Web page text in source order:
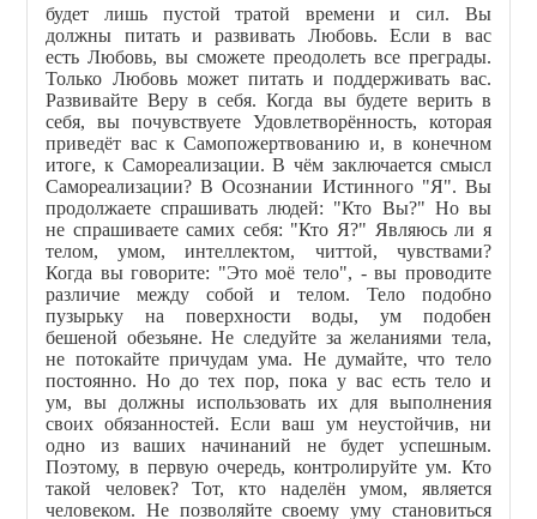
будет лишь пустой тратой времени и сил. Вы
должны питать и развивать Любовь. Если в вас
есть Любовь, вы сможете преодолеть все преграды.
Только Любовь может питать и поддерживать вас.
Развивайте Веру в себя. Когда вы будете верить в
себя, вы почувствуете Удовлетворённость, которая
приведёт вас к Самопожертвованию и, в конечном
итоге, к Самореализации. В чём заключается смысл
Самореализации? В Осознании Истинного "Я". Вы
продолжаете спрашивать людей: "Кто Вы?" Но вы
не спрашиваете самих себя: "Кто Я?" Являюсь ли я
телом, умом, интеллектом, читтой, чувствами?
Когда вы говорите: "Это моё тело", - вы проводите
различие между собой и телом. Тело подобно
пузырьку на поверхности воды, ум подобен
бешеной обезьяне. Не следуйте за желаниями тела,
не потокайте причудам ума. Не думайте, что тело
постоянно. Но до тех пор, пока у вас есть тело и
ум, вы должны использовать их для выполнения
своих обязанностей. Если ваш ум неустойчив, ни
одно из ваших начинаний не будет успешным.
Поэтому, в первую очередь, контролируйте ум. Кто
такой человек? Тот, кто наделён умом, является
человеком. Не позволяйте своему уму становиться